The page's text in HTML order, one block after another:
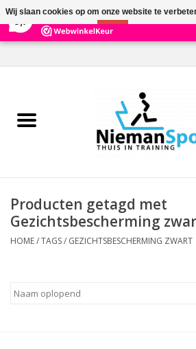
303 Reviews
Home
Kracht
Kantoor & Medisch
Producten getagd met
Gezichtsbescherming
HOME/TAGS/ GEZICHTSBESCHERMING ZWART
Wij slaan cookies op om onze website te
Nee